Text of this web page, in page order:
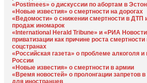
«Postimees» о дискуссии по абортам в
«Новые известия» о смертности на дорогах
«Ведомости» о снижении смертности в ДТП
продаж иномарок
«International Herald Tribune» и «РИА
приватизации как причине роста
соцстранах
«Российская газета» о проблеме алкоголя и
России
«Новые известия» о смертности в армии
«Время новостей» о пролонгации запретов в